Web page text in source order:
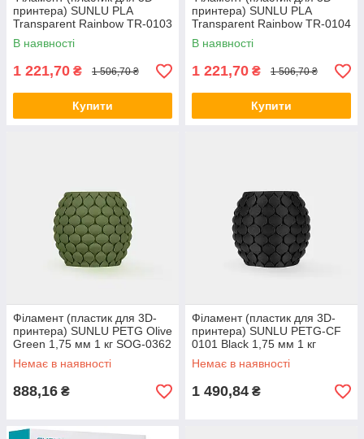
принтера) SUNLU PLA
Transparent Rainbow TR-0103
1,75 мм 1 кг
В наявності
1 221,70 ₴ 1 506,70 ₴
Купити
принтера) SUNLU PLA
Transparent Rainbow TR-0104
1,75 мм 1 кг
В наявності
1 221,70 ₴ 1 506,70 ₴
Купити
Філамент (пластик для 3D-
принтера) SUNLU PETG Olive
Green 1,75 мм 1 кг SOG-0362
Немає в наявності
888,16 ₴
Філамент (пластик для 3D-
принтера) SUNLU PETG-CF
0101 Black 1,75 мм 1 кг
Немає в наявності
1 490,84 ₴